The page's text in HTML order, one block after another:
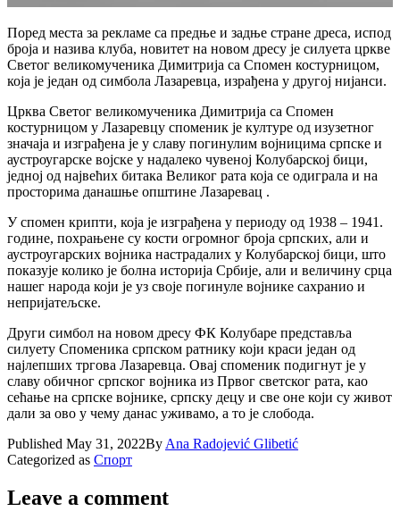
Поред места за рекламе са предње и задње стране дреса, испод
броја и назива клуба, новитет на новом дресу је силуета цркве
Светог великомученика Димитрија са Спомен костурницом,
која је један од симбола Лазаревца, израђена у другој нијанси.
Црква Светог великомученика Димитрија са Спомен
костурницом у Лазаревцу споменик је културе од изузетног
значаја и изграђена је у славу погинулим војницима српске и
аустроугарске војске у надалеко чувеној Колубарској бици,
једној од највећих битака Великог рата која се одиграла и на
просторима данашње општине Лазаревац .
У спомен крипти, која је изграђена у периоду од 1938 – 1941.
године, похрањене су кости огромног броја српских, али и
аустроугарских војника настрадалих у Колубарској бици, што
показује колико је болна историја Србије, али и величину срца
нашег народа који је уз своје погинуле војнике сахранио и
непријатељске.
Други симбол на новом дресу ФК Колубаре представља
силуету Споменика српском ратнику који краси један од
најлепших тргова Лазаревца. Овај споменик подигнут је у
славу обичног српског војника из Првог светског рата, као
сећање на српске војнике, српску децу и све оне који су живот
дали за ово у чему данас уживамо, а то је слобода.
Published May 31, 2022ByAna Radojević Glibetić
Categorized as Спорт
Leave a comment